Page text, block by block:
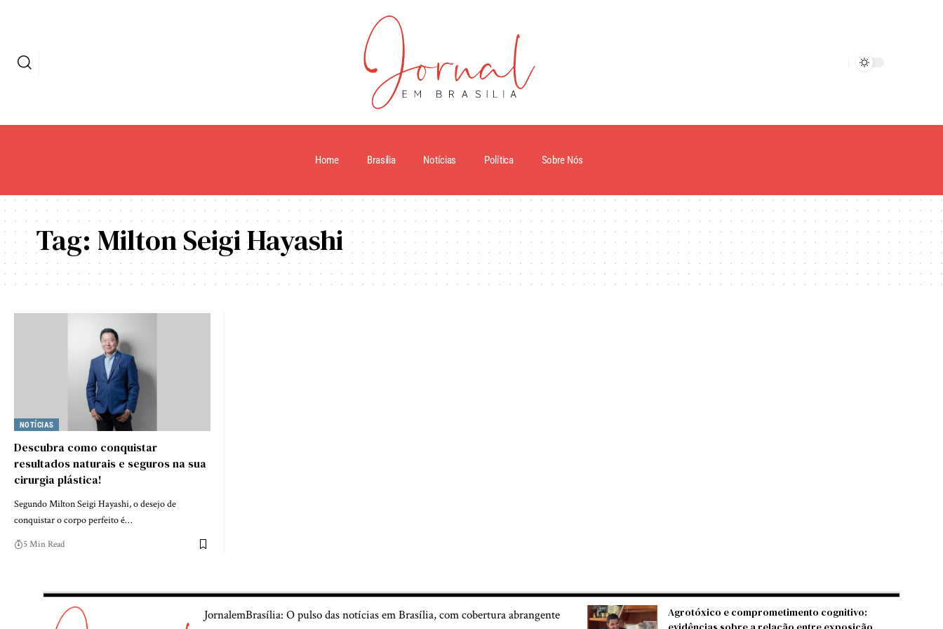
Home Brasilia Notícias Política Sobre Nós
Tag: Milton Seigi Hayashi
NOTÍCIAS
Descubra como conquistar
resultados naturais e seguros na sua
cirurgia plástica!
Segundo Milton Seigi Hayashi, o desejo de
conquistar o corpo perfeito é…
5 Min Read
JornalemBrasília: O pulso das notícias em Brasília, com cobertura abrangente
Agrotóxico e comprometimento cognitivo: